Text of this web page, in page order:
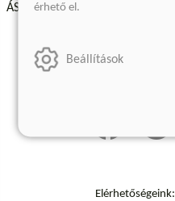
ÁSZF - Vásárlási feltételek
Szállítási információk
Elérhetőségeink:
érhető el.
Beállítások